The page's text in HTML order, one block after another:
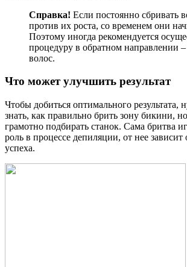
Справка! Если постоянно сбривать
против их роста, со временем они
Поэтому иногда рекомендуется
процедуру в обратном направлении
волос.
Что может улучшить результат
Чтобы добиться оптимального результата,
знать, как правильно брить зону бикини,
грамотно подбирать станок. Сама бритва
роль в процессе депиляции, от нее
успеха.